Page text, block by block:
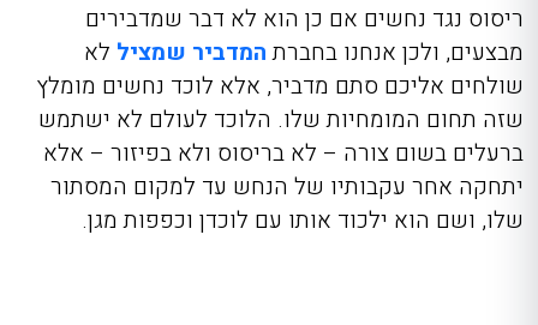
ריסוס נגד נחשים אם כן הוא לא דבר שמדבירים
מבצעים, ולכן אנחנו בחברתהמדביר שמציל לא
שולחים אליכם סתם מדביר, אלא לוכד נחשים מומלץ
שזה תחום המומחיות שלו. הלוכד לעולם לא ישתמש
ברעלים בשום צורה – לא בריסוס ולא בפיזור – אלא
יתחקה אחר עקבותיו של הנחש עד למקום המסתור
שלו, ושם הוא ילכוד אותו עם לוכדן וכפפות מגן.